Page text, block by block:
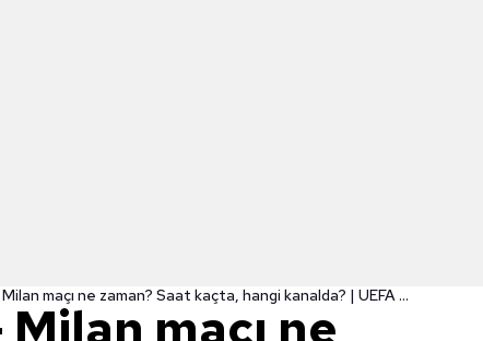
Slavia Prag - Milan maçı ne zaman? Saat kaçta, hangi kanalda? | UEFA Avrupa Ligi
maçı ne